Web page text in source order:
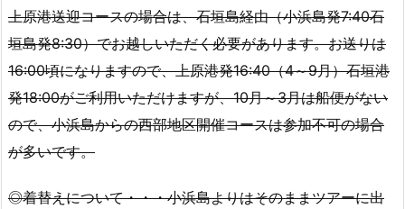
上原港送迎コースの場合は、石垣島経由（小浜島発7:40石
垣島発8:30）でお越しいただく必要があります。お送りは
16:00頃になりますので、上原港発16:40（4～9月）石垣港
発18:00がご利用いただけますが、10月～3月は船便がない
ので、小浜島からの西部地区開催コースは参加不可の場合
が多いです。
◎着替えについて・・・小浜島よりはそのままツアーに出